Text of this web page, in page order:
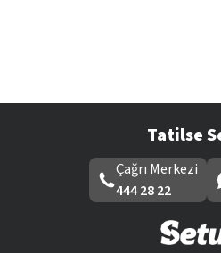
Tatilse
Çağrı Merkezi
444 28 22